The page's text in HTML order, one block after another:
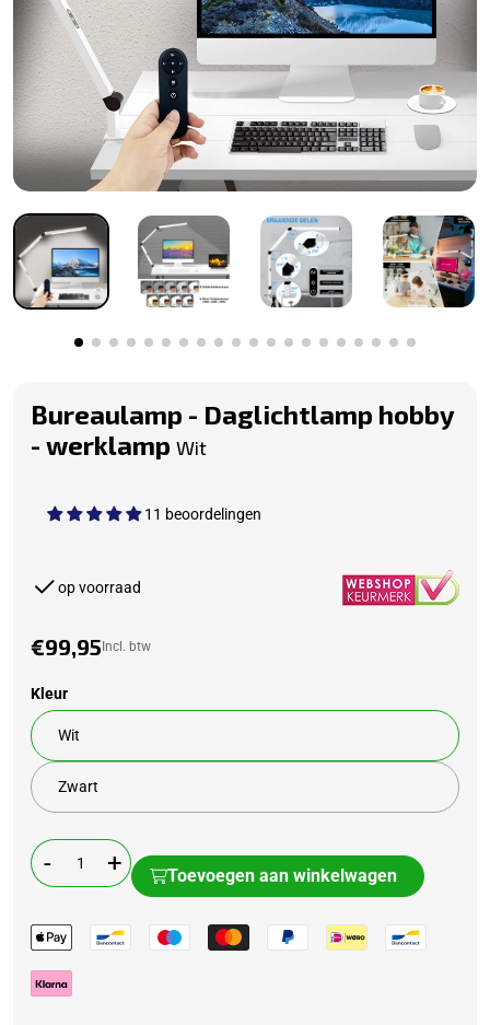
Bureaulamp - Daglichtlamp hobby
- werklamp Wit
11 beoordelingen
op voorraad
€99,95 Incl. btw
Kleur
Wit
Zwart
- + Toevoegen aan winkelwagen